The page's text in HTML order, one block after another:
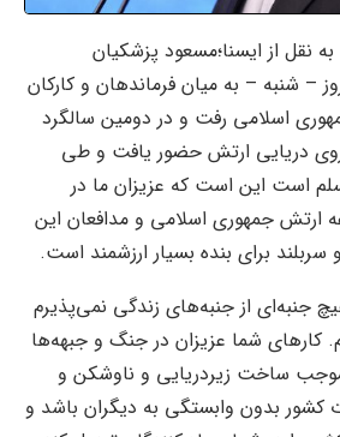
نقل از ایسنا؛مسعود پزشکیان
– شنبه – به میان فرماندهان و کارکان
اسلامی رفت و در دومین سالگرد
ناوگروه ۸۶ نیروی دریایی ارتش حضور یافت و طی
است این است که عزیزان ما در
ارتش جمهوری اسلامی و مدافعان این
برای بنده بسیار ارزشمند است.
جنبه‌ای از جنبه‌های زندگی نمی‌پذیرم
کارهای شما عزیزان در جنگ و جبهه‌ها
ساخت زیردریایی و ناوشکن و
کشور بدون وابستگی به دیگران باشد و